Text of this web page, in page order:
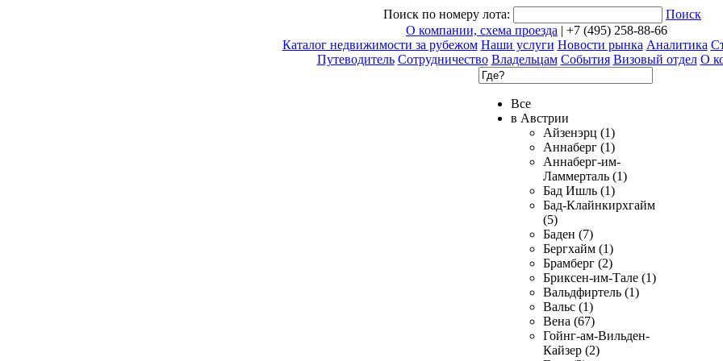
Поиск по номеру лота:
Поиск
О компании, схема проезда | +7 (495) 258-88-66
Каталог недвижимости за рубежом Наши услуги Новости рынка Аналитика
Путеводитель Сотрудничество Владельцам События Визовый отдел О
Все
в Австрии
Айзенэрц (1)
Аннаберг (1)
Аннаберг-им-
Ламмерталь (1)
Бад Ишль (1)
Бад-Клайнкирхгайм
(5)
Баден (7)
Бергхайм (1)
Брамберг (2)
Бриксен-им-Тале (1)
Вальдфиртель (1)
Вальс (1)
Вена (67)
Гойнг-ам-Вильден-
Кайзер (2)